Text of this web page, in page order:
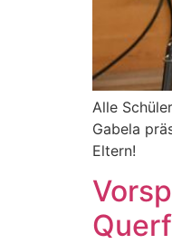
Alle
Gabela
Eltern!